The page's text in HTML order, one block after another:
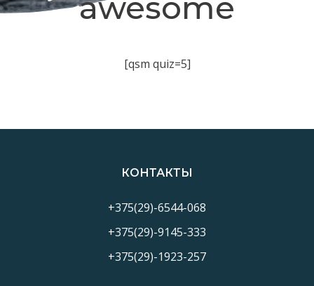
awesome
[qsm quiz=5]
КОНТАКТЫ
+375(29)-6544-068
+375(29)-9145-333
+375(29)-1923-257